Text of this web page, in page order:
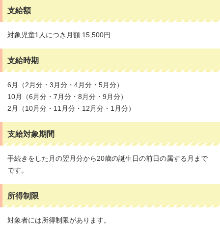
支給額
対象児童1人につき月額 15,500円
支給時期
6月（2月分・3月分・4月分・5月分）
10月（6月分・7月分・8月分・9月分）
2月（10月分・11月分・12月分・1月分）
支給対象期間
手続きをした月の翌月分から20歳の誕生日の前日の属する月まで
です。
所得制限
対象者には所得制限があります。